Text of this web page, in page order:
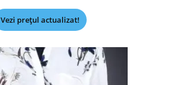
Vezi prețul actualizat!